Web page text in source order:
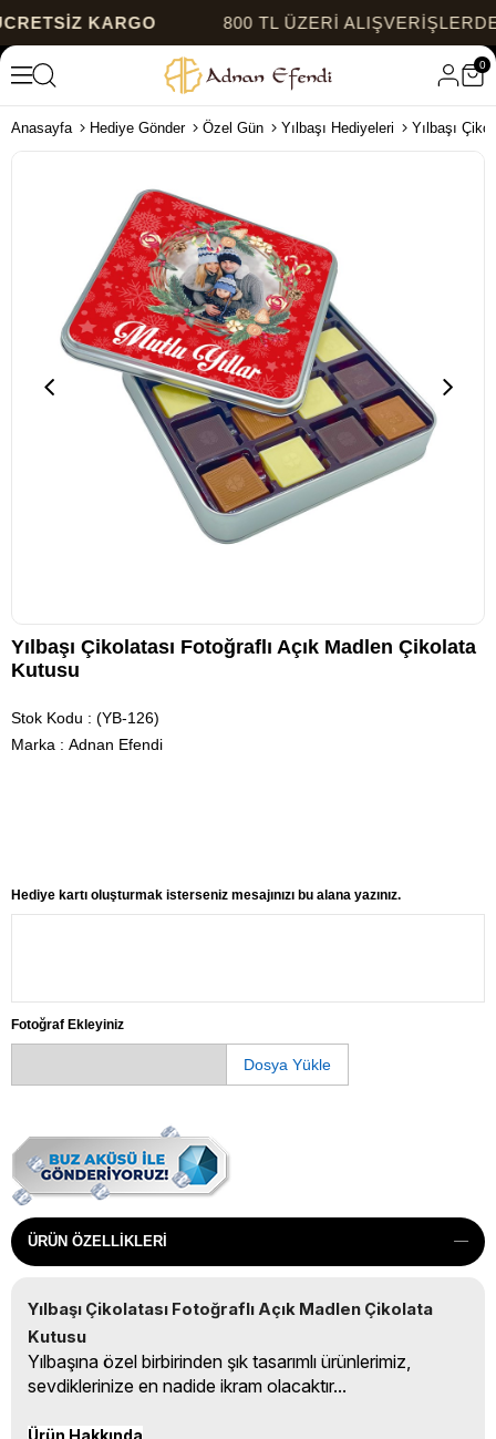
KARGO 800 TL ÜZERİ ALIŞVERİŞLERDE
0
Anasayfa Hediye Gönder Özel Gün Yılbaşı Hediyeleri Yılbaşı
Yılbaşı Çikolatası Fotoğraflı Açık Madlen Çikolata
Kutusu
Stok Kodu
(YB-126)
Marka : Adnan Efendi
Hediye kartı oluşturmak isterseniz mesajınızı bu alana yazınız.
Fotoğraf Ekleyiniz
Dosya Yükle
ÜRÜN ÖZELLIKLERI
Yılbaşı Çikolatası Fotoğraflı Açık Madlen Çikolata
Kutusu
Yılbaşına özel birbirinden şık tasarımlı ürünlerimiz,
sevdiklerinize en nadide ikram olacaktır...
Ürün Hakkında